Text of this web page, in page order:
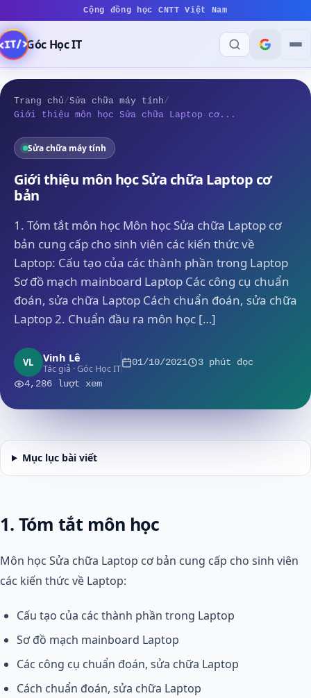
Cộng đồng học CNTT Việt Nam
Góc Học IT
Trang chủ/Sửa chữa máy tính/
Giới thiệu môn học Sửa chữa Laptop cơ...
Sửa chữa máy tính
Giới thiệu môn học Sửa chữa Laptop cơ
bản
1. Tóm tắt môn học Môn học Sửa chữa Laptop cơ
bản cung cấp cho sinh viên các kiến thức về
Laptop: Cấu tạo của các thành phần trong Laptop
Sơ đồ mạch mainboard Laptop Các công cụ chuẩn
đoán, sửa chữa Laptop Cách chuẩn đoán, sửa chữa
Laptop 2. Chuẩn đầu ra môn học […]
VL Vinh Lê
Tác giả · Góc Học IT
01/10/2021 3 phút đọc
4,286 lượt xem
Mục lục bài viết
1. Tóm tắt môn học
Môn học Sửa chữa Laptop cơ bản cung cấp cho sinh viên
các kiến thức về Laptop:
Cấu tạo của các thành phần trong Laptop
Sơ đồ mạch mainboard Laptop
Các công cụ chuẩn đoán, sửa chữa Laptop
Cách chuẩn đoán, sửa chữa Laptop